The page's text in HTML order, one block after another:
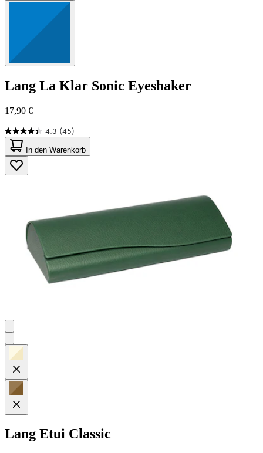
Lang La Klar Sonic Eyeshaker
17,90 €
4.3 (45)
4.3
von
5
Sternen.
45
In den Warenkorb
Lang Etui Classic